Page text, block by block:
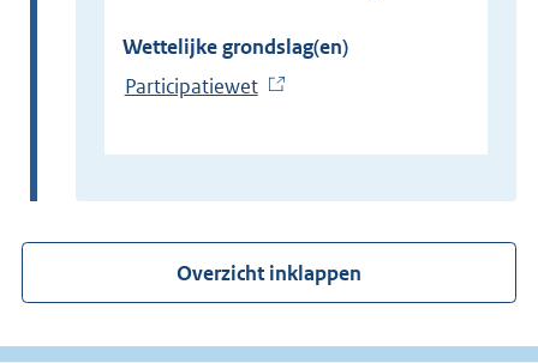
Wettelijke grondslag(en)
Participatiewet(
x
r
n
l
Overzicht inklappen